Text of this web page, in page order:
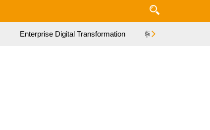
Enterprise Digital Transformation 特集